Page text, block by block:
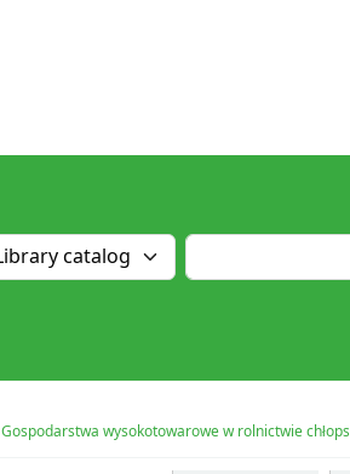
Gospodarstwa wysokotowarowe w rolnictwie